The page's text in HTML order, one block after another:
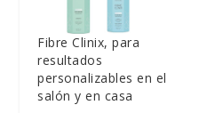
Fibre Clinix, para
resultados
personalizables en el
salón y en casa